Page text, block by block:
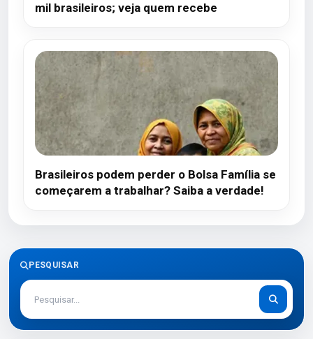
mil brasileiros; veja quem recebe
Brasileiros podem perder o Bolsa Família se
começarem a trabalhar? Saiba a verdade!
PESQUISAR